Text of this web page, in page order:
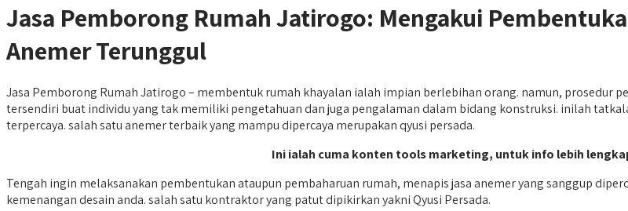
Jasa Pemborong Rumah Jatirogo: Mengakui
Anemer Terunggul
Jasa Pemborong Rumah Jatirogo – membentuk rumah khayalan ialah impian berlebihan orang. namun, prosedur
tersendiri buat individu yang tak memiliki pengetahuan dan juga pengalaman dalam bidang konstruksi. inilah
terpercaya. salah satu anemer terbaik yang mampu dipercaya merupakan qyusi persada.
Ini ialah cuma konten tools marketing, untuk info lebih
Tengah ingin melaksanakan pembentukan ataupun pembaharuan rumah, menapis jasa anemer yang sanggup
kemenangan desain anda. salah satu kontraktor yang patut dipikirkan yakni Qyusi Persada.